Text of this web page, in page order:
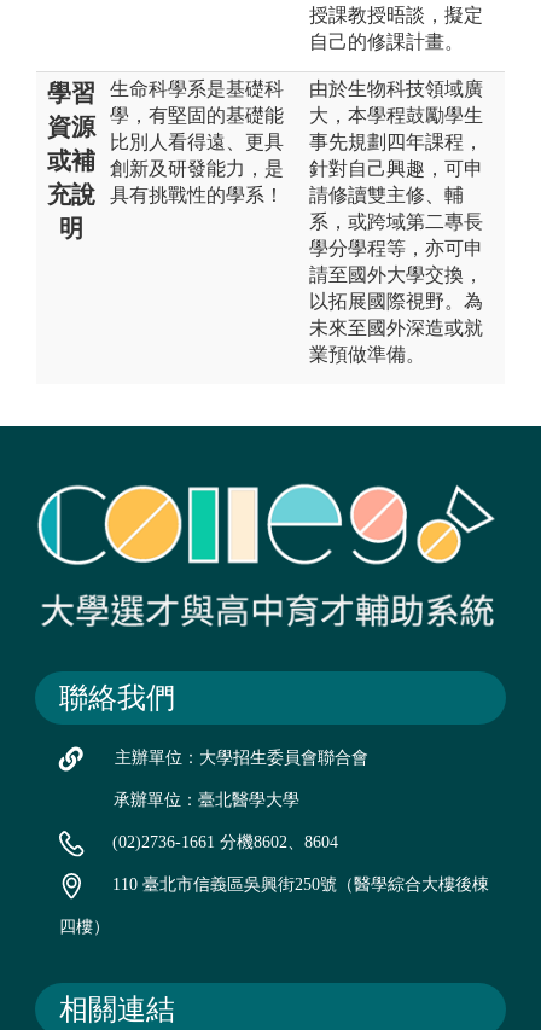
授課教授晤談，擬定
自己的修課計畫。
學習
資源
或補
充說
明
生命科學系是基礎科
學，有堅固的基礎能
比別人看得遠、更具
創新及研發能力，是
具有挑戰性的學系！
由於生物科技領域廣
大，本學程鼓勵學生
事先規劃四年課程，
針對自己興趣，可申
請修讀雙主修、輔
系，或跨域第二專長
學分學程等，亦可申
請至國外大學交換，
以拓展國際視野。為
未來至國外深造或就
業預做準備。
聯絡我們
主辦單位：大學招生委員會聯合會
承辦單位：臺北醫學大學
(02)2736-1661 分機8602、8604
110 臺北市信義區吳興街250號（醫學綜合大樓後棟
四樓）
相關連結